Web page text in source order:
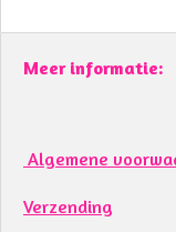
Meer informatie:
Algemene
Verzending